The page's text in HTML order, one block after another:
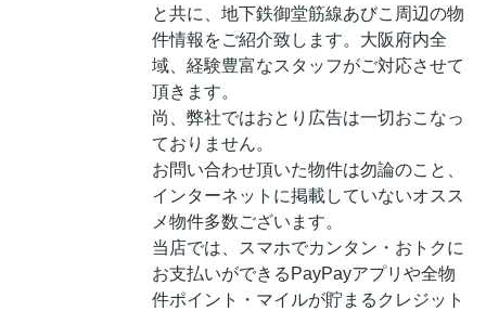
と共に、地下鉄御堂筋線あびこ周辺の物
件情報をご紹介致します。大阪府内全
域、経験豊富なスタッフがご対応させて
頂きます。
尚、弊社ではおとり広告は一切おこなっ
ておりません。
お問い合わせ頂いた物件は勿論のこと、
インターネットに掲載していないオスス
メ物件多数ございます。
当店では、スマホでカンタン・おトクに
お支払いができるPayPayアプリや全物
件ポイント・マイルが貯まるクレジット